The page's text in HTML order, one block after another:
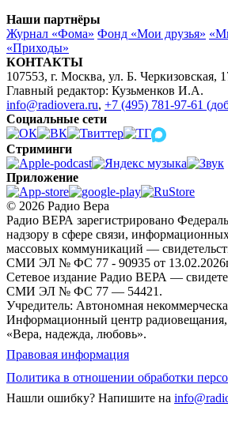
Наши партнёры
Журнал «Фома» Фонд «Мои друзья»
«Приходы»
КОНТАКТЫ
107553, г. Москва, ул. Б. Черкизовская,
Главный редактор: Кузьменков И.А.
info@radiovera.ru, +7 (495) 781-97-61
Социальные сети
Стриминги
Приложение
© 2026 Радио Вера
Радио ВЕРА зарегистрировано
надзору в сфере связи,
массовых коммуникаций —
СМИ ЭЛ № ФС 77 - 90935 от
Сетевое издание Радио ВЕРА —
СМИ ЭЛ № ФС 77 — 54421.
Учредитель: Автономная
Информационный центр радиовещания,
«Вера, надежда, любовь».
Правовая информация
Политика в отношении обработки
Нашли ошибку? Напишите на